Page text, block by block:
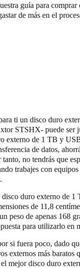
guía para
de más en el
ti un disco duro
STSHX- puede ser
externo de 1 TB y
de datos,
tanto, no tendrás que
trabajes con
duro externo de 1
de 11,8
peso de apenas 168
para utilizarlo en
si fuera poco, dado
externos más baratos
el mejor disco duro